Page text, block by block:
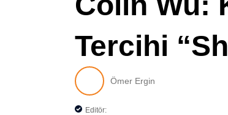
Tercihi
Ömer Ergin
Editör: